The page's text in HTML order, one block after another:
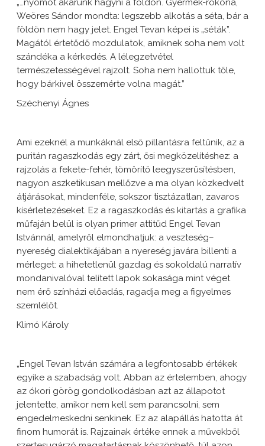
„…nyomot akarunk hagyni a földön. Gyermek-rokona,
Weöres Sándor mondta: legszebb alkotás a séta, bár a
földön nem hagy jelet. Engel Tevan képei is „séták”.
Magától értetődő mozdulatok, amiknek soha nem volt
szándéka a kérkedés. A lélegzetvétel
természetességével rajzolt. Soha nem hallottuk tőle,
hogy bárkivel összemérte volna magát.”
Széchenyi Ágnes
Ami ezeknél a munkáknál első pillantásra feltűnik, az a
puritán ragaszkodás egy zárt, ősi megközelítéshez: a
rajzolás a fekete-fehér, tömörítő leegyszerűsítésben,
nagyon aszketikusan mellőzve a ma olyan közkedvelt
átjárásokat, mindenféle, sokszor tisztázatlan, zavaros
kísérletezéseket. Ez a ragaszkodás és kitartás a grafika
műfaján belül is olyan primer attitűd Engel Tevan
Istvánnál, amelyről elmondhatjuk: a veszteség–
nyereség dialektikájában a nyereség javára billenti a
mérleget: a hihetetlenül gazdag és sokoldalú narratív
mondanivalóval telített lapok sokasága mint véget
nem érő színházi előadás, ragadja meg a figyelmes
szemlélőt.
Klimó Károly
„Engel Tevan István számára a legfontosabb értékek
egyike a szabadság volt. Abban az értelemben, ahogy
az ókori görög gondolkodásban azt az állapotot
jelentette, amikor nem kell sem parancsolni, sem
engedelmeskedni senkinek. Ez az alapállás hatotta át
finom humorát is. Rajzainak értéke ennek a művekből